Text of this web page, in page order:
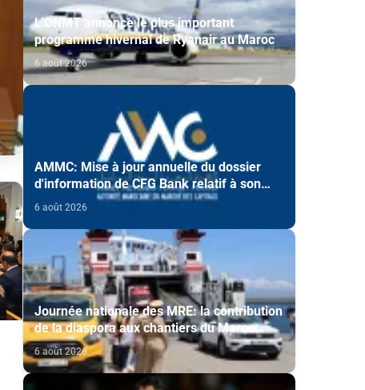
L'ONMT annonce le plus important
programme hivernal de Ryanair au Maroc
6 août 2026
AMMC: Mise à jour annuelle du dossier
d'information de CFG Bank relatif à son
programme d'émission de certificats de
6 août 2026
Journée nationale des MRE: la contribution
de la diaspora aux chantiers du Maroc
2030 mise en avant
6 août 2026